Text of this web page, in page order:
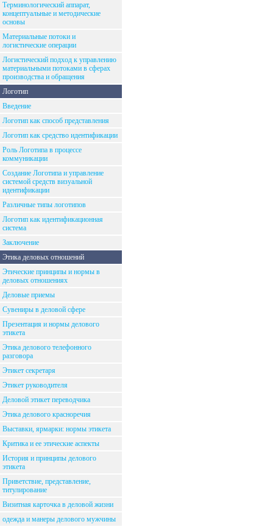
Терминологический аппарат,
концептуальные и методические
основы
Материальные потоки и
логистические операции
Логистический подход к управлению
материальными потоками в сферах
производства и обращения
Логотип
Введение
Логотип как способ представления
Логотип как средство идентификации
Роль Логотипа в процессе
коммуникации
Создание Логотипа и управление
системой средств визуальной
идентификации
Различные типы логотипов
Логотип как идентификационная
система
Заключение
Этика деловых отношений
Этические принципы и нормы в
деловых отношениях
Деловые приемы
Сувениры в деловой сфере
Презентация и нормы делового
этикета
Этика делового телефонного
разговора
Этикет секретаря
Этикет руководителя
Деловой этикет переводчика
Этика делового красноречия
Выставки, ярмарки: нормы этикета
Критика и ее этические аспекты
История и принципы делового
этикета
Приветствие, представление,
титулирование
Визитная карточка в деловой жизни
одежда и манеры делового мужчины